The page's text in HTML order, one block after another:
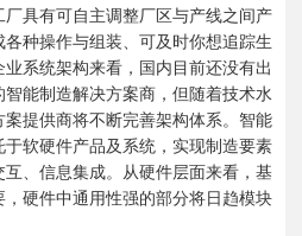
具有可自主调整厂区与产线之间产
种操作与组装、可及时你想追踪生
系统架构来看，国内目前还没有出
能制造解决方案商，但随着技术水
提供商将不断完善架构体系。智能
软硬件产品及系统，实现制造要素
、信息集成。从硬件层面来看，基
硬件中通用性强的部分将日趋模块